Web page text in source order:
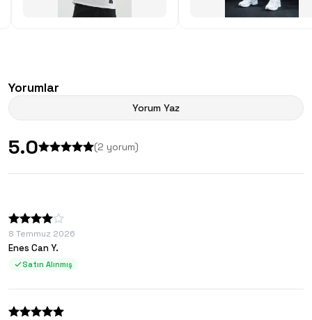
Yorumlar
Yorum Yaz
5.0 (2 yorum)
8 Temmuz 2026
Enes Can Y.
Satın Alınmış